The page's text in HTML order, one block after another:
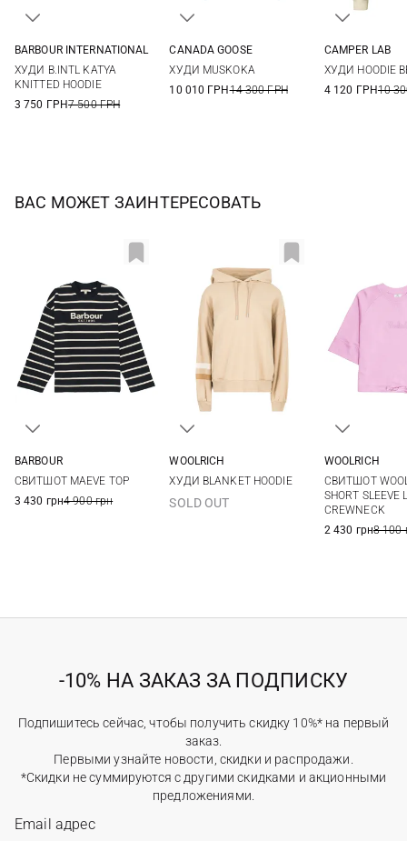
BARBOUR INTERNATIONAL
ХУДИ B.INTL KATYA
KNITTED HOODIE
3 750 ГРН7 500 ГРН
CANADA GOOSE
ХУДИ MUSKOKA
10 010 ГРН14 300 ГРН
CAMPER LAB
ХУДИ HOODIE
4 120 ГРН10
ВАС МОЖЕТ ЗАИНТЕРЕСОВАТЬ
BARBOUR
СВИТШОТ MAEVE TOP
3 430 грн4 900 грн
WOOLRICH
ХУДИ BLANKET HOODIE
SOLD OUT
WOOLRICH
СВИТШОТ
SHORT SLEEVE
CREWNECK
2 430 грн8 100
-10% НА ЗАКАЗ ЗА ПОДПИСКУ
Подпишитесь сейчас, чтобы получить скидку 10%* на первый
заказ.
Первыми узнайте новости, скидки и распродажи.
*Скидки не суммируются с другими скидками и акционными
предложениями.